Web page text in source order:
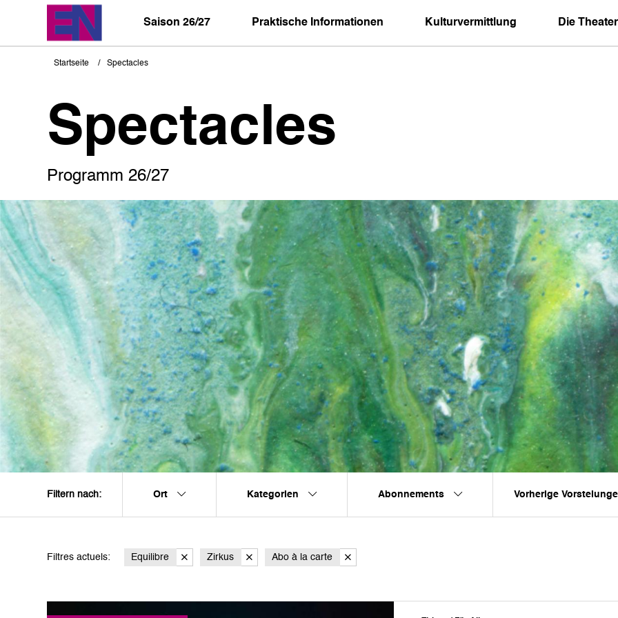
Saison 26/27 Praktische Informationen Kulturvermittlung Die Theater
Pfadnavigation
Startseite Spectacles
Spectacles
Programm 26/27
Filtern nach: Ort Kategorien Abonnements Vorherige
Filtres actuels: Equilibre Zirkus Abo à la carte